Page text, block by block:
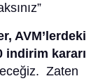
AVM’lerdeki
indirim kararı
Zaten